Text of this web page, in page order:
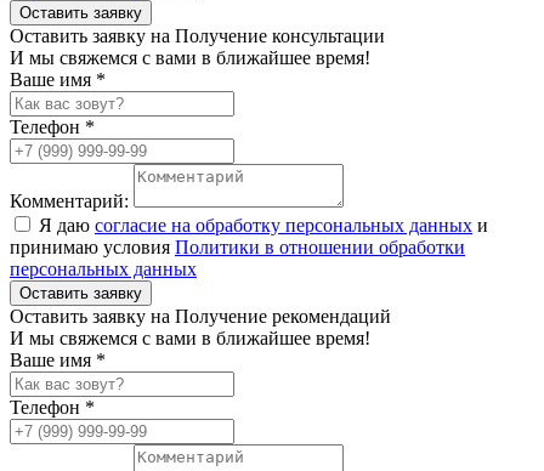
Оставить заявку
Оставить заявку на Получение консультации
И мы свяжемся с вами в ближайшее время!
Ваше имя *
Телефон *
Комментарий:
Я даю согласие на обработку персональных данных и
принимаю условия Политики в отношении обработки
персональных данных
Оставить заявку
Оставить заявку на Получение рекомендаций
И мы свяжемся с вами в ближайшее время!
Ваше имя *
Телефон *